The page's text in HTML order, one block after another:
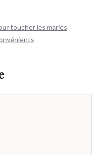
toucher les mariés